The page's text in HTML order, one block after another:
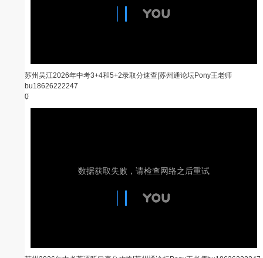
苏州吴江2026年中考3+4和5+2录取分速查|苏州通论坛Pony王老师
bu18626222247
0